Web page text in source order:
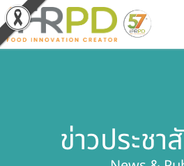
ผลิตภัณฑ์และจำหน่าย
ข่าวประช